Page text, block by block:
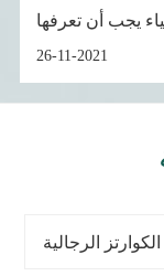
أشياء يجب أن
2021
الرجالية